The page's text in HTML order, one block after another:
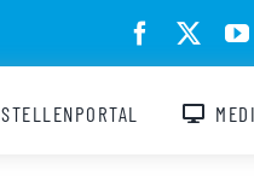
STELLENPORTAL